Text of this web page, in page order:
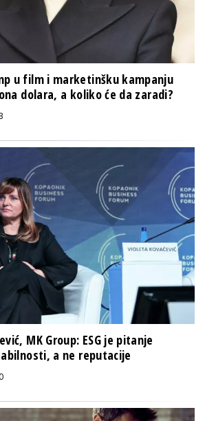
u film i marketinšku kampanju
dolara, a koliko će da zaradi?
MK Group: ESG je pitanje
a ne reputacije